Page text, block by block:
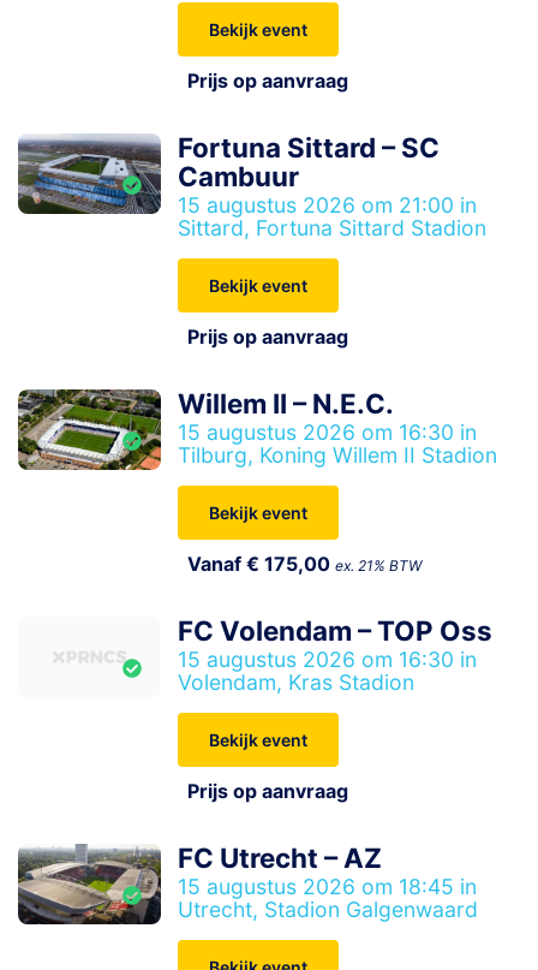
Bekijk event
Prijs op aanvraag
Fortuna Sittard – SC
Cambuur
15 augustus 2026 om 21:00 in
Sittard, Fortuna Sittard Stadion
Bekijk event
Prijs op aanvraag
Willem II – N.E.C.
15 augustus 2026 om 16:30 in
Tilburg, Koning Willem II Stadion
Bekijk event
Vanaf € 175,00ex. 21% BTW
FC Volendam – TOP Oss
15 augustus 2026 om 16:30 in
Volendam, Kras Stadion
Bekijk event
Prijs op aanvraag
FC Utrecht – AZ
15 augustus 2026 om 18:45 in
Utrecht, Stadion Galgenwaard